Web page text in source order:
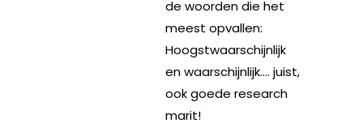
de woorden die het
meest opvallen:
Hoogstwaarschijnlijk
en waarschijnlijk…. juist,
ook goede research
marit!